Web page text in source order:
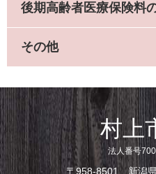
後期高齢者医療保険料
その他
村上
法人番号
〒958-8501 新潟